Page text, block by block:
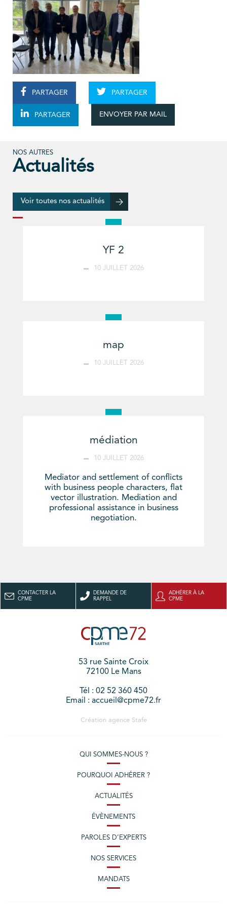
PARTAGER PARTAGER
PARTAGER ENVOYER PAR MAIL
NOS AUTRES
Actualités
Voir toutes nos actualités
YF 2
10 JUILLET 2026
map
10 JUILLET 2026
médiation
10 JUILLET 2026
Mediator and settlement of conflicts
with business people characters, flat
vector illustration. Mediation and
professional assistance in business
negotiation.
CONTACTER LA
CPME
DEMANDE DE
RAPPEL
ADHÉRER À LA
CPME
53 rue Sainte Croix
72100 Le Mans
Tél : 02 52 360 450
Email : accueil@cpme72.fr
Création agence Stafe
QUI SOMMES-NOUS ?
POURQUOI ADHÉRER ?
ACTUALITÉS
ÉVÈNEMENTS
PAROLES D’EXPERTS
NOS SERVICES
MANDATS